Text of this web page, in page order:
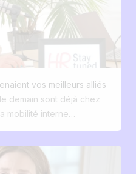
réussie. Vos
des attentes précises.
vos futurs
dès la première
claire et mobile
du début à la fin
sur le process Et surtout,
en quelques clics.
qualitative,
site carrière à votre
? … le silence s’installe. Le
talents ont le choix. Ils
googlent. Et face à une
team soudée, job
ici que la marque
d’attractivité et de
: de quoi parle-t-on
un logo sur une offre ou
employeur, c’est la
de vous en tant
vous l’ayez formalisée ou
vos meilleurs alliés
demain sont déjà chez
mobilité interne
des talents, de
gouvernance plus